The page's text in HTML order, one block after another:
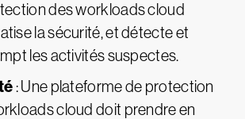
des workloads cloud
la sécurité, et détecte et
les activités suspectes.
: Une plateforme de protection
cloud doit prendre en